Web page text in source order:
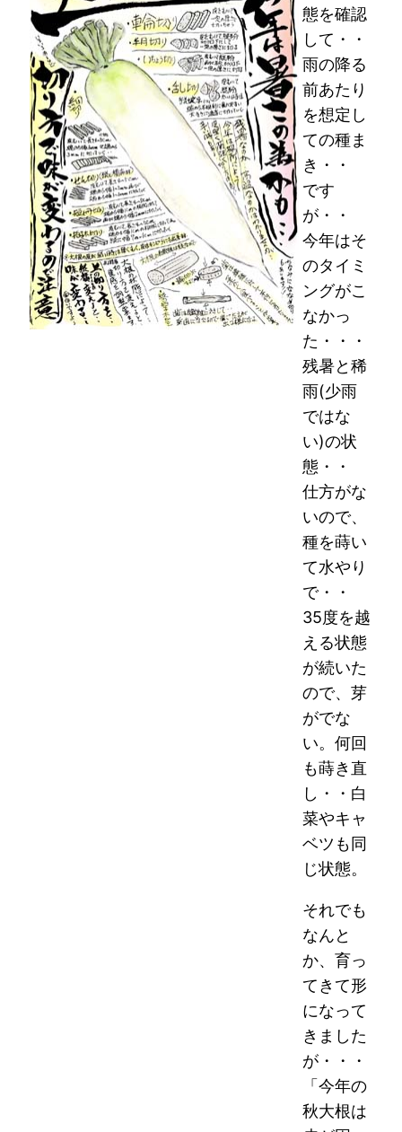
態を確認
して・・
雨の降る
前あたり
を想定し
ての種ま
き・・
です
が・・
今年はそ
のタイミ
ングがこ
なかっ
た・・・
残暑と稀
雨(少雨
ではな
い)の状
態・・
仕方がな
いので、
種を蒔い
て水やり
で・・
35度を越
える状態
が続いた
ので、芽
がでな
い。何回
も蒔き直
し・・白
菜やキャ
ベツも同
じ状態。
それでも
なんと
か、育っ
てきて形
になって
きました
が・・・
「今年の
秋大根は